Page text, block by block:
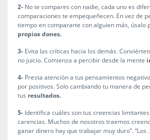
2- No te compares con nadie, cada uno es
comparaciones te empequeñecen. En vez de
tiempo en compararte con alguien más, úsalo
propios dones.
3- Evita las críticas hacia los demás.
no juicio. Comienza a percibir desde la mente
4- Presta atención a tus pensamientos
por positivos. Solo cambiando tu manera de
tus resultados.
5- Identifica cuáles son tus creencias
carencias. Muchos de nosotros traemos
ganar dinero hay que trabajar muy duro”. “Los...